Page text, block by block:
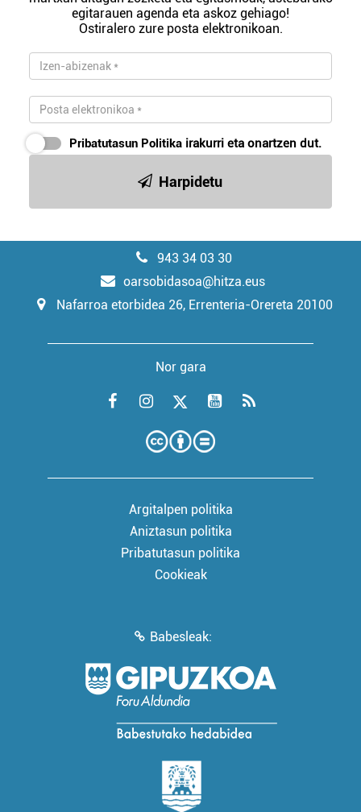
egitarauen agenda eta askoz gehiago!
Ostiralero zure posta elektronikoan.
Pribatutasun Politika irakurri eta onartzen dut.
Harpidetu
943 34 03 30
oarsobidasoa@hitza.eus
Nafarroa etorbidea 26, Errenteria-Orereta 20100
Nor gara
Argitalpen politika
Aniztasun politika
Pribatutasun politika
Cookieak
Babesleak: